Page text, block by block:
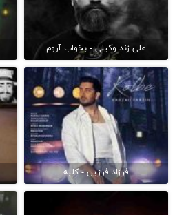
علی زند وکیلی - بخواب آروم
فرزاد فرزین - کلبه